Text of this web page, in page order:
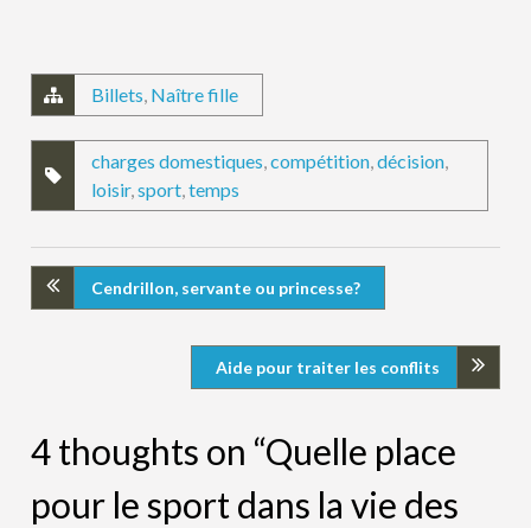
Billets, Naître fille
charges domestiques,compétition,décision,
loisir,sport,temps
Cendrillon, servante ou princesse?
Aide pour traiter les conflits
4 thoughts on “Quelle place
pour le sport dans la vie des